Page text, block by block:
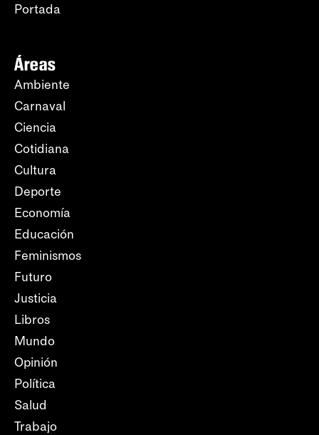
Portada
Áreas
Ambiente
Carnaval
Ciencia
Cotidiana
Cultura
Deporte
Economía
Educación
Feminismos
Futuro
Justicia
Libros
Mundo
Opinión
Política
Salud
Trabajo